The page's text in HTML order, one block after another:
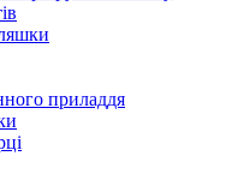
приладдя